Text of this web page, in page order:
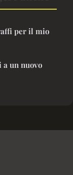
per il mio
a un nuovo